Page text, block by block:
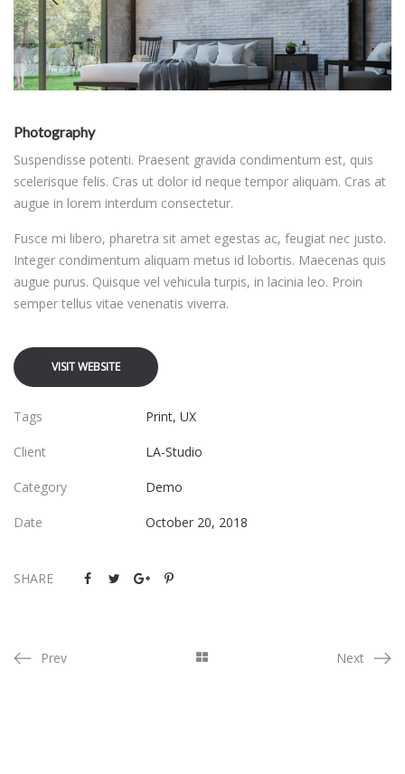
Photography
Suspendisse potenti. Praesent gravida condimentum est, quis
scelerisque felis. Cras ut dolor id neque tempor aliquam. Cras at
augue in lorem interdum consectetur.
Fusce mi libero, pharetra sit amet egestas ac, feugiat nec justo.
Integer condimentum aliquam metus id lobortis. Maecenas quis
augue purus. Quisque vel vehicula turpis, in lacinia leo. Proin
semper tellus vitae venenatis viverra.
VISIT WEBSITE
Tags Print,UX
Client LA-Studio
Category Demo
Date October 20, 2018
SHARE
Prev Next